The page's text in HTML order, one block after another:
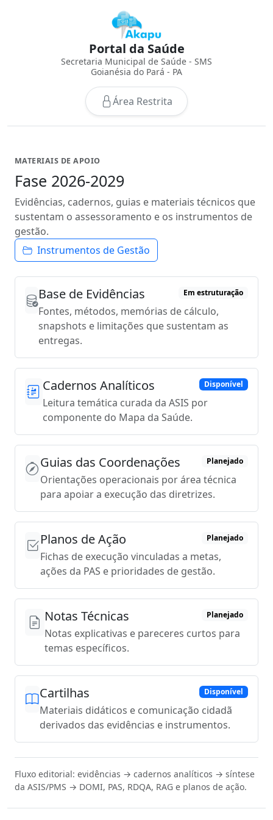
Portal da Saúde
Secretaria Municipal de Saúde - SMS
Goianésia do Pará - PA
Área Restrita
MATERIAIS DE APOIO
Fase 2026-2029
Evidências, cadernos, guias e materiais técnicos que
sustentam o assessoramento e os instrumentos de
gestão.
Instrumentos de Gestão
Base de Evidências Em estruturação
Fontes, métodos, memórias de cálculo,
snapshots e limitações que sustentam as
entregas.
Cadernos Analíticos Disponível
Leitura temática curada da ASIS por
componente do Mapa da Saúde.
Guias das Coordenações Planejado
Orientações operacionais por área técnica
para apoiar a execução das diretrizes.
Planos de Ação Planejado
Fichas de execução vinculadas a metas,
ações da PAS e prioridades de gestão.
Notas Técnicas Planejado
Notas explicativas e pareceres curtos para
temas específicos.
Cartilhas Disponível
Materiais didáticos e comunicação cidadã
derivados das evidências e instrumentos.
Fluxo editorial: evidências → cadernos analíticos → síntese
da ASIS/PMS → DOMI, PAS, RDQA, RAG e planos de ação.